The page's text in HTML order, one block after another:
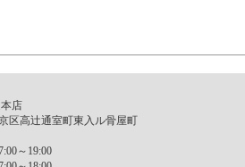
店
区高辻通室町東入ル骨屋町
～19:00